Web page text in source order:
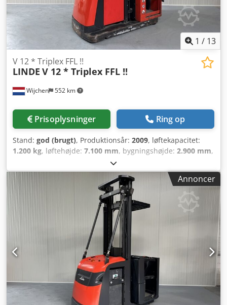
1 / 13
Wijchen 552 km
V 12 * Triplex FFL !!
LINDE V 12 * Triplex FFL !!
Prisoplysninger Ring op
Stand: god (brugt), Produktionsår: 2009, løftekapacitet:
1.200 kg, løftehøjde: 7.100 mm, bygningshøjde: 2.900 mm,
, brændstoftype:
triplex, Producent + model: LINDE V 12 / 015 Mast: 3F7100
ID: 26062.5019 Kategori: Brugt Mast: 3F Nedsænket højde:
2900 mm Løftehøjde: 7100 mm Chsdjzq Upfepfx Ag Toa
Kapacitet: 1200 kg Platformhøjde: 6580 mm Plukke højde:
8180 mm Initialløft: Ja Kabinebredde: 1200 mm Årgang:
2009 Driftstimer: 2962 timer Batterikapacitet: 48v / 620Ah
Annoncer